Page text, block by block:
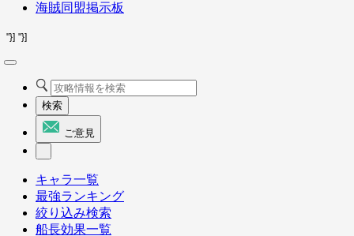
海賊同盟掲示板
"}] "}]
検索
ご意見
キャラ一覧
最強ランキング
絞り込み検索
船長効果一覧